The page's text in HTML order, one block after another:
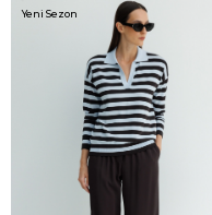
Yeni Sezon